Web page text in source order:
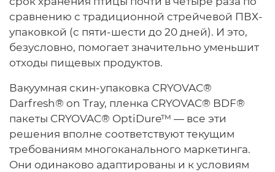
сравнению с традиционной стрейчевой ПВХ-
упаковкой (с пяти-шести до 20 дней). И это,
безусловно, помогает значительно уменьшит
отходы пищевых продуктов.
Вакуумная скин-упаковка CRYOVAC®
Darfresh® on Tray, пленка CRYOVAC® BDF®
пакеты CRYOVAC® OptiDure™ — все эти
решения вполне соответствуют текущим
требованиям многоканального маркетинга.
Они одинаково адаптированы и к условиям